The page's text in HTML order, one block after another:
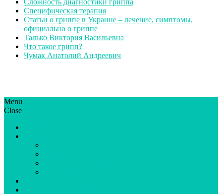
Сложность диагностики гриппа
Специфическая терапия
Статьи о гриппе в Украине – лечение, симптомы,
официально о гриппе
Талько Виктория Васильевна
Что такое грипп?
Чумак Анатолий Андреевич
ГрипЮА: симптоми і лікування | Все про грип в Україні
Все про грип в Україні та Києві, профілактика грипу.
Menu
Close